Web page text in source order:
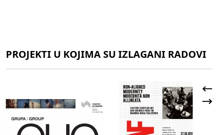
PROJEKTI U KOJIMA SU IZLAGANI RADOVI